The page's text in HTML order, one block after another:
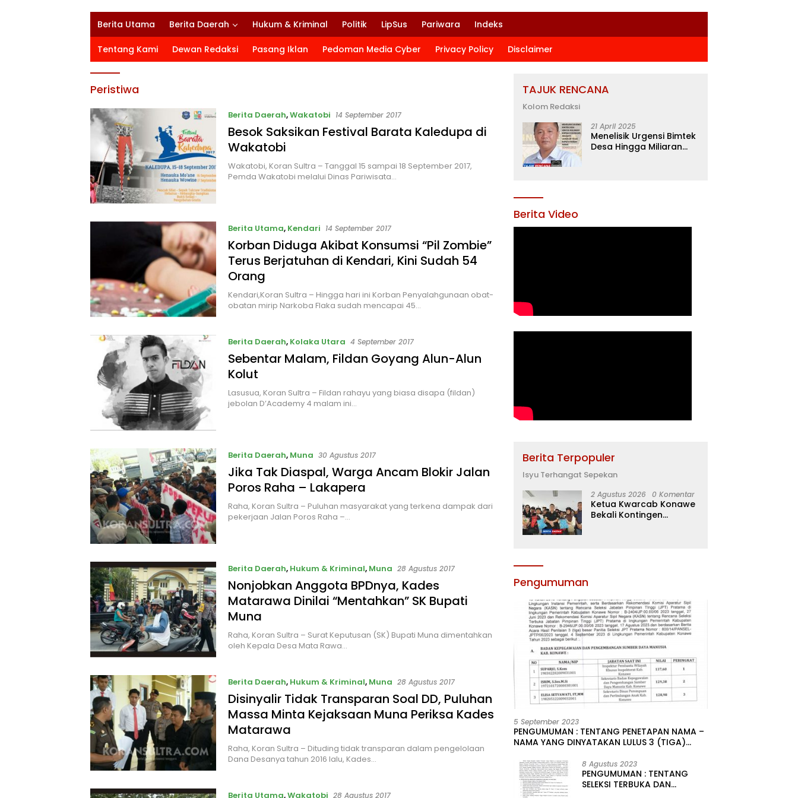
Berita Utama Berita Daerah Hukum & Kriminal Politik LipSus Pariwara Indeks
Tentang Kami Dewan Redaksi Pasang Iklan Pedoman Media Cyber Privacy Policy Disclaimer
Peristiwa
Berita Daerah,Wakatobi 14 September 2017
Besok Saksikan Festival Barata Kaledupa di
Wakatobi
Wakatobi, Koran Sultra – Tanggal 15 sampai 18 September 2017,
Pemda Wakatobi melalui Dinas Pariwisata…
Berita Utama, Kendari 14 September 2017
Korban Diduga Akibat Konsumsi “Pil Zombie”
Terus Berjatuhan di Kendari, Kini Sudah 54
Orang
Kendari,Koran Sultra – Hingga hari ini Korban Penyalahgunaan obat-
obatan mirip Narkoba Flaka sudah mencapai 45…
Berita Daerah, Kolaka Utara 4 September 2017
Sebentar Malam, Fildan Goyang Alun-Alun
Kolut
Lasusua, Koran Sultra – Fildan rahayu yang biasa disapa (fildan)
jebolan D’Academy 4 malam ini…
Berita Daerah, Muna 30 Agustus 2017
Jika Tak Diaspal, Warga Ancam Blokir Jalan
Poros Raha – Lakapera
Raha, Koran Sultra – Puluhan masyarakat yang terkena dampak dari
pekerjaan Jalan Poros Raha –…
Berita Daerah, Hukum & Kriminal, Muna 28 Agustus 2017
Nonjobkan Anggota BPDnya, Kades
Matarawa Dinilai “Mentahkan” SK Bupati
Muna
Raha, Koran Sultra – Surat Keputusan (SK) Bupati Muna dimentahkan
oleh Kepala Desa Mata Rawa…
Berita Daerah, Hukum & Kriminal, Muna 28 Agustus 2017
Disinyalir Tidak Transparan Soal DD, Puluhan
Massa Minta Kejaksaan Muna Periksa Kades
Matarawa
Raha, Koran Sultra – Dituding tidak transparan dalam pengelolaan
Dana Desanya tahun 2016 lalu, Kades…
Berita Utama,Wakatobi 28 Agustus 2017
TAJUK RENCANA
Kolom Redaksi
21 April 2025
Menelisik Urgensi Bimtek
Desa Hingga Miliaran
Berita Video
Berita Terpopuler
Isyu Terhangat Sepekan
2 Agustus 2026 0 Komentar
Ketua Kwarcab Konawe
Bekali Kontingen
Pengumuman
5 September 2023
PENGUMUMAN : TENTANG PENETAPAN NAMA –
NAMA YANG DINYATAKAN LULUS 3 (TIGA)
JABATAN PIMPINAN TINGGI PRATAMA DI
LINGKUNGAN PEMERINTAH DAERAH
KABUPATEN KONAWE
8 Agustus 2023
PENGUMUMAN : TENTANG
SELEKSI TERBUKA DAN